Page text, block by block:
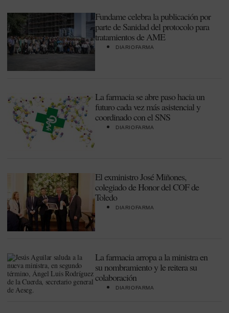
Fundame celebra la publicación por
parte de Sanidad del protocolo para
tratamientos de AME
DIARIOFARMA
La farmacia se abre paso hacia un
futuro cada vez más asistencial y
coordinado con el SNS
DIARIOFARMA
El exministro José Miñones,
colegiado de Honor del COF de
Toledo
DIARIOFARMA
La farmacia arropa a la ministra en
su nombramiento y le reitera su
colaboración
DIARIOFARMA